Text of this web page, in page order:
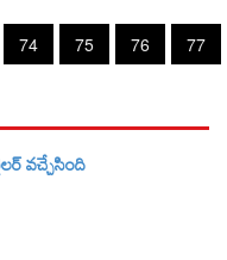
74 75 76 77
వచ్చేసింది